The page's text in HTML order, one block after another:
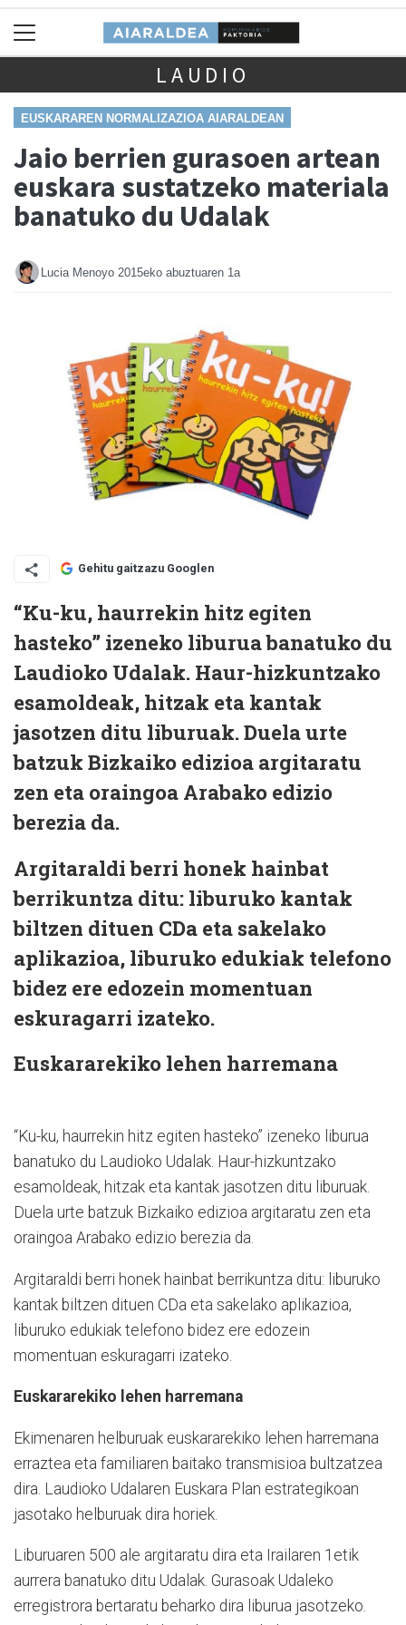
LAUDIO
EUSKARAREN NORMALIZAZIOA AIARALDEAN
Jaio berrien gurasoen artean
euskara sustatzeko materiala
banatuko du Udalak
Lucia Menoyo 2015eko abuztuaren 1a
Gehitu gaitzazu Googlen
“Ku-ku, haurrekin hitz egiten
hasteko” izeneko liburua banatuko du
Laudioko Udalak. Haur-hizkuntzako
esamoldeak, hitzak eta kantak
jasotzen ditu liburuak. Duela urte
batzuk Bizkaiko edizioa argitaratu
zen eta oraingoa Arabako edizio
berezia da.
Argitaraldi berri honek hainbat
berrikuntza ditu: liburuko kantak
biltzen dituen CDa eta sakelako
aplikazioa, liburuko edukiak telefono
bidez ere edozein momentuan
eskuragarri izateko.
Euskararekiko lehen harremana
“Ku-ku, haurrekin hitz egiten hasteko” izeneko liburua
banatuko du Laudioko Udalak. Haur-hizkuntzako
esamoldeak, hitzak eta kantak jasotzen ditu liburuak.
Duela urte batzuk Bizkaiko edizioa argitaratu zen eta
oraingoa Arabako edizio berezia da.
Argitaraldi berri honek hainbat berrikuntza ditu: liburuko
kantak biltzen dituen CDa eta sakelako aplikazioa,
liburuko edukiak telefono bidez ere edozein
momentuan eskuragarri izateko.
Euskararekiko lehen harremana
Ekimenaren helburuak euskararekiko lehen harremana
erraztea eta familiaren baitako transmisioa bultzatzea
dira. Laudioko Udalaren Euskara Plan estrategikoan
jasotako helburuak dira horiek.
Liburuaren 500 ale argitaratu dira eta Irailaren 1etik
aurrera banatuko ditu Udalak. Gurasoak Udaleko
erregistrora bertaratu beharko dira liburua jasotzeko.